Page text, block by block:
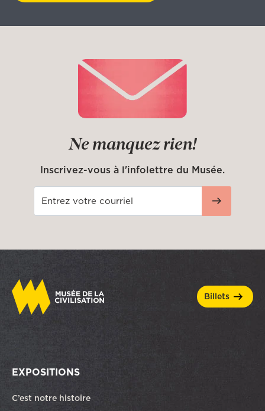
Ne manquez rien!
Inscrivez-vous à l'infolettre du Musée.
billets
EXPOSITIONS
C’est notre histoire